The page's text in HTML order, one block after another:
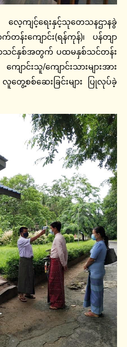
လေ့ကျင့်ရေးနှင့်သုတေသနဌာနခွဲ
းကျောင်း(ရန်ကုန်)၊ ပန်တျာ
ာသင်နှစ်အတွက် ပထမနှစ်သင်တန်း
သူ/ကျောင်းသားများအား
ေ့စစ်ဆေးခြင်းများ ပြုလုပ်ခဲ့